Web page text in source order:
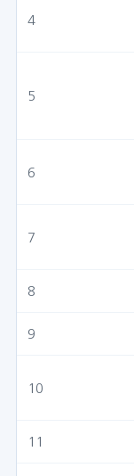
4
5
6
7
8
9
10
11